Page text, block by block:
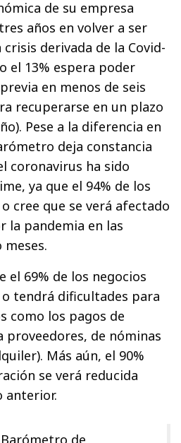
de su empresa
años en volver a ser
derivada de la Covid-
el 13% espera poder
en menos de seis
recuperarse en un plazo
Pese a la diferencia en
deja constancia
coronavirus ha sido
ya que el 94% de los
cree que se verá afectado
la pandemia en las
el 69% de los negocios
tendrá dificultades para
como los pagos de
proveedores, de nóminas
Más aún, el 90%
se verá reducida
anterior.